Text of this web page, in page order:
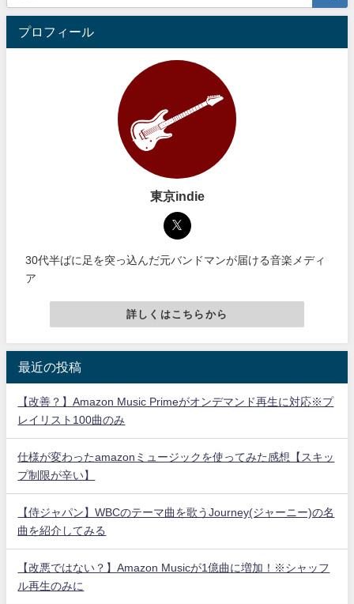
プロフィール
東京indie
30代半ばに足を突っ込んだ元バンドマンが届ける音楽メディ
ア
詳しくはこちらから
最近の投稿
【改善？】Amazon Music Primeがオンデマンド再生に対応※プ
レイリスト100曲のみ
仕様が変わったamazonミュージックを使ってみた感想【スキッ
プ制限が辛い】
【侍ジャパン】WBCのテーマ曲を歌うJourney(ジャーニー)の名
曲を紹介してみる
【改悪ではない？】Amazon Musicが1億曲に増加！※シャッフ
ル再生のみに